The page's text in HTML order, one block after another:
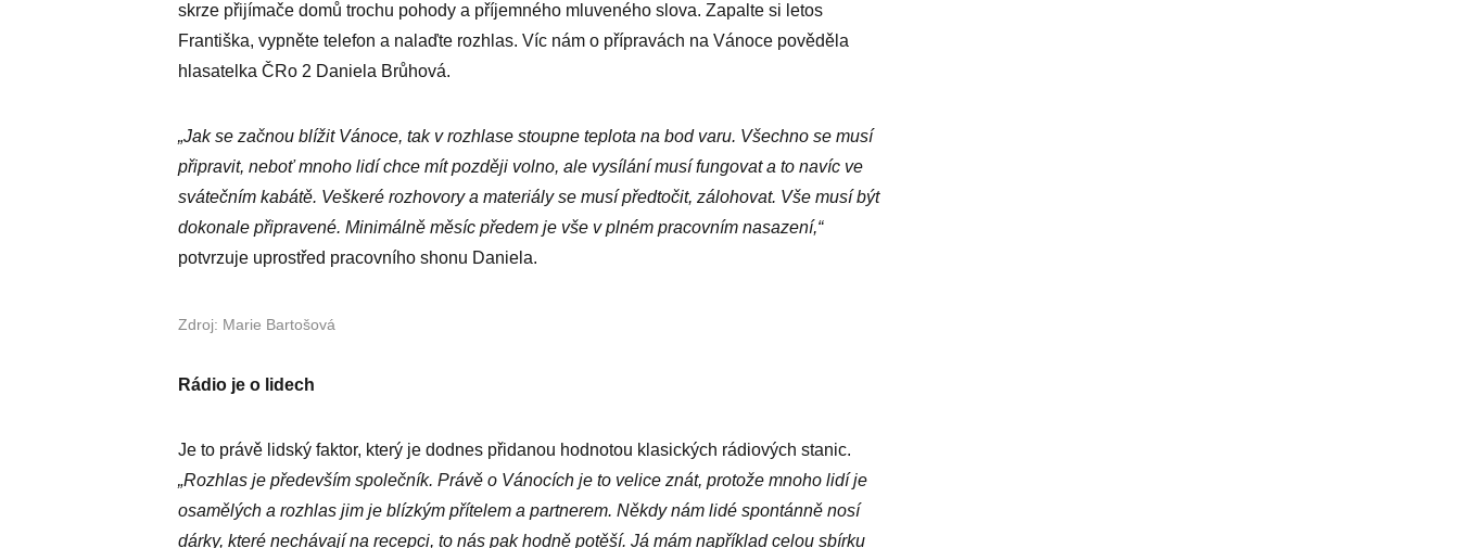
skrze přijímače domů trochu pohody a příjemného mluveného slova. Zapalte si letos
Františka, vypněte telefon a nalaďte rozhlas. Víc nám o přípravách na Vánoce pověděla
hlasatelka ČRo 2 Daniela Brůhová.
„Jak se začnou blížit Vánoce, tak v rozhlase stoupne teplota na bod varu. Všechno se musí
připravit, neboť mnoho lidí chce mít později volno, ale vysílání musí fungovat a to navíc ve
svátečním kabátě. Veškeré rozhovory a materiály se musí předtočit, zálohovat. Vše musí být
dokonale připravené. Minimálně měsíc předem je vše v plném pracovním nasazení,“
potvrzuje uprostřed pracovního shonu Daniela.
Zdroj: Marie Bartošová
Rádio je o lidech
Je to právě lidský faktor, který je dodnes přidanou hodnotou klasických rádiových stanic.
„Rozhlas je především společník. Právě o Vánocích je to velice znát, protože mnoho lidí je
osamělých a rozhlas jim je blízkým přítelem a partnerem. Někdy nám lidé spontánně nosí
dárky, které nechávají na recepci, to nás pak hodně potěší. Já mám například celou sbírku